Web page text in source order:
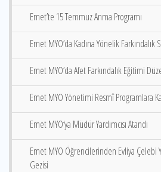
Emet’te 15 Temmuz Anma Programı
Emet MYO’da Kadına Yönelik
Emet MYO’da Afet Farkındalık Eğitimi
Emet MYO Yönetimi Resmî Programlara
Emet MYO‘ya Müdür Yardımcısı Atandı
Emet MYO Öğrencilerinden Evliya Çelebi
Gezisi